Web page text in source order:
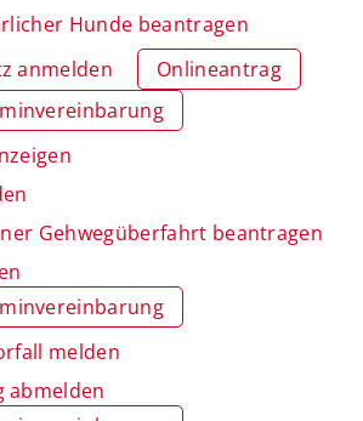
Hunde beantragen
anmelden
Onlineantrag
Gehwegüberfahrt beantragen
melden
abmelden